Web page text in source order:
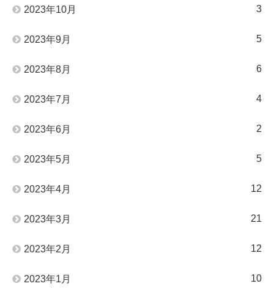
2023年10月 3
2023年9月 5
2023年8月 6
2023年7月 4
2023年6月 2
2023年5月 5
2023年4月 12
2023年3月 21
2023年2月 12
2023年1月 10